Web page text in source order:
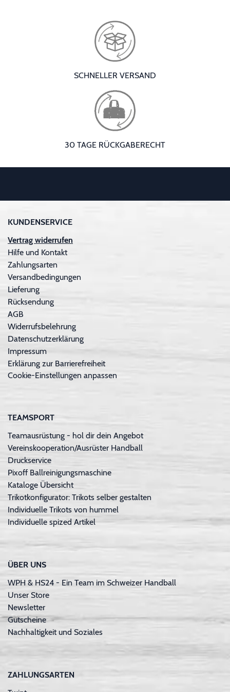
SCHNELLER VERSAND
30 TAGE RÜCKGABERECHT
KUNDENSERVICE
Vertrag widerrufen
Hilfe und Kontakt
Zahlungsarten
Versandbedingungen
Lieferung
Rücksendung
AGB
Widerrufsbelehrung
Datenschutzerklärung
Impressum
Erklärung zur Barrierefreiheit
Cookie-Einstellungen anpassen
TEAMSPORT
Teamausrüstung - hol dir dein Angebot
Vereinskooperation/Ausrüster Handball
Druckservice
Pixoff Ballreinigungsmaschine
Kataloge Übersicht
Trikotkonfigurator: Trikots selber gestalten
Individuelle Trikots von hummel
Individuelle spized Artikel
ÜBER UNS
WPH & HS24 - Ein Team im Schweizer Handball
Unser Store
Newsletter
Gutscheine
Nachhaltigkeit und Soziales
ZAHLUNGSARTEN